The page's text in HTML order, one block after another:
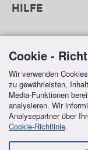
HILFE
ZAHLUNGEN
FREE SHIPPING
Cookie -
Wir verwenden
zu gewährleisten,
Media-Funktionen
analysieren. Wir
Analysepartner über
Cookie-Richtlinie.